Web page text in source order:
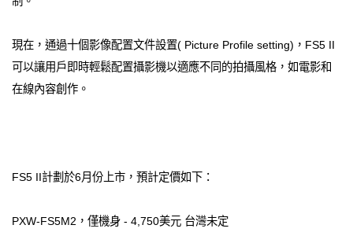
現在，通過十個影像配置文件設置( Picture Profile setting)，FS5 II
可以讓用戶即時輕鬆配置攝影機以適應不同的拍攝風格，如電影和
在線內容創作。
FS5 II計劃於6月份上市，預計定價如下：
PXW-FS5M2，僅機身 - 4,750美元 台灣未定